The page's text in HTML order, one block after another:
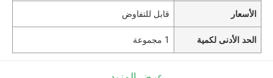
الأسعار قابل للتفاوض
الحد الأدنى لكمية 1 مجموعة